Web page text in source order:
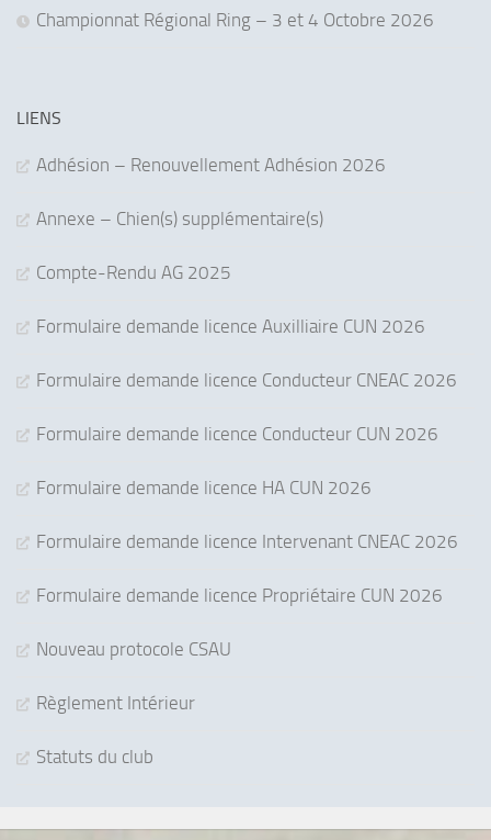
Championnat Régional Ring – 3 et 4 Octobre 2026
LIENS
Adhésion – Renouvellement Adhésion 2026
Annexe – Chien(s) supplémentaire(s)
Compte-Rendu AG 2025
Formulaire demande licence Auxilliaire CUN 2026
Formulaire demande licence Conducteur CNEAC 2026
Formulaire demande licence Conducteur CUN 2026
Formulaire demande licence HA CUN 2026
Formulaire demande licence Intervenant CNEAC 2026
Formulaire demande licence Propriétaire CUN 2026
Nouveau protocole CSAU
Règlement Intérieur
Statuts du club